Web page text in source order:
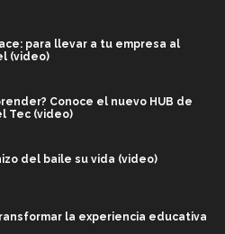
para llevar a tu empresa al
(video)
Conoce el nuevo HUB de
Tec (video)
del baile su vida (video)
la experiencia educativa